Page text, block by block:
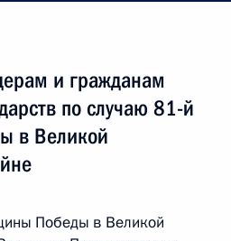
и гражданам
по случаю 81-й
в Великой
Победы в Великой